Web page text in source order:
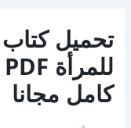
كامل مجانا